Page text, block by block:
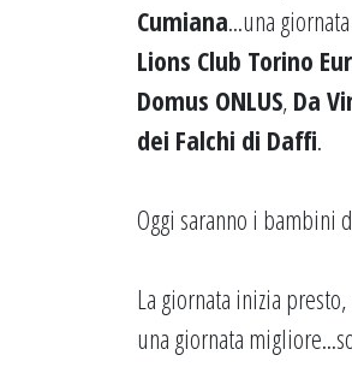
Cumiana...una
Lions Club Torino
Domus ONLUS, Da
dei Falchi di Daffi.
Oggi saranno i bambini
La giornata inizia
una giornata